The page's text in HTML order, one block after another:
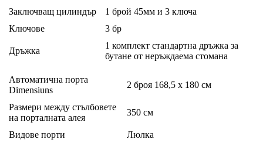
Заключващ цилиндър
1 брой 45мм и 3 ключа
Ключове
3 бр
Дръжка
1 комплект стандартна дръжка за
бутане от неръждаема стомана
Автоматична порта
Dimensiuns
2 броя 168,5 х 180 см
Размери между стълбовете
на порталната алея
350 см
Видове порти
Люлка